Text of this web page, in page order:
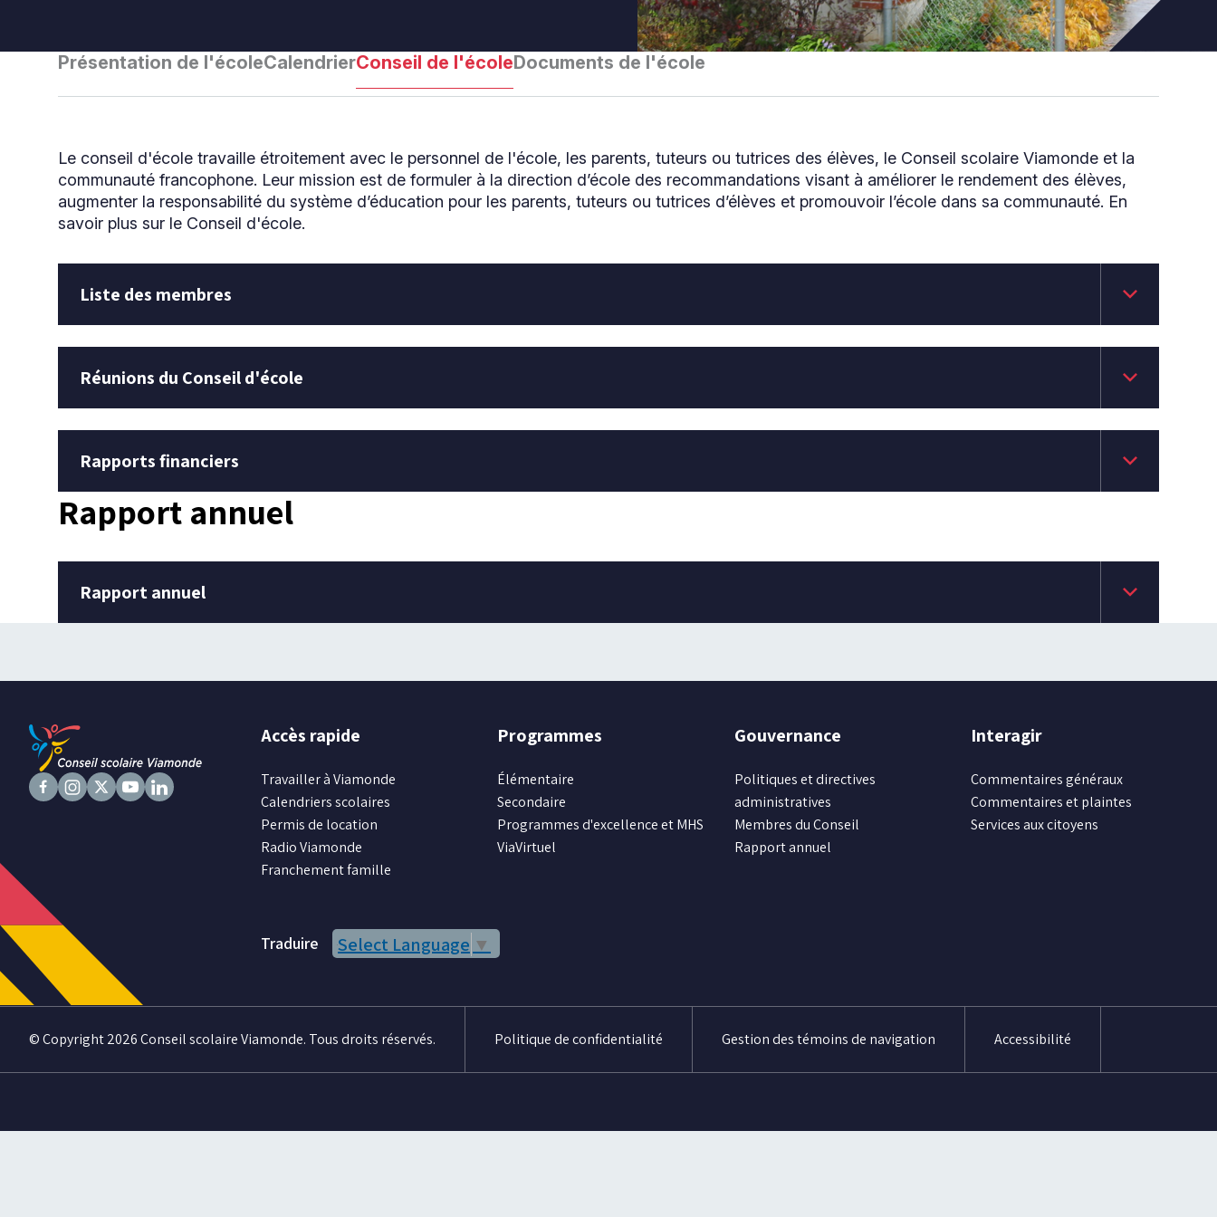
Présentation de l'écoleCalendrierConseil de l'écoleDocuments de l'école
Le conseil d'école travaille étroitement avec le personnel de l'école, les parents, tuteurs ou tutrices des élèves, le Conseil scolaire Viamonde et la
communauté francophone. Leur mission est de formuler à la direction d’école des recommandations visant à améliorer le rendement des élèves,
augmenter la responsabilité du système d’éducation pour les parents, tuteurs ou tutrices d’élèves et promouvoir l’école dans sa communauté. En
savoir plus sur le Conseil d'école.
Liste des membres keyboard_arrow_down
Réunions du Conseil d'école keyboard_arrow_down
Rapports financiers keyboard_arrow_down
Rapport annuel
Rapport annuel keyboard_arrow_down
Accès rapide
Travailler à Viamonde
Calendriers scolaires
Permis de location
Radio Viamonde
Franchement famille
Programmes
Élémentaire
Secondaire
Programmes d'excellence et MHS
ViaVirtuel
Gouvernance
Politiques et directives
administratives
Membres du Conseil
Rapport annuel
Interagir
Commentaires généraux
Commentaires et plaintes
Services aux citoyens
Traduire Select Language ▼
© Copyright 2026 Conseil scolaire Viamonde. Tous droits réservés. Politique de confidentialité Gestion des témoins de navigation Accessibilité